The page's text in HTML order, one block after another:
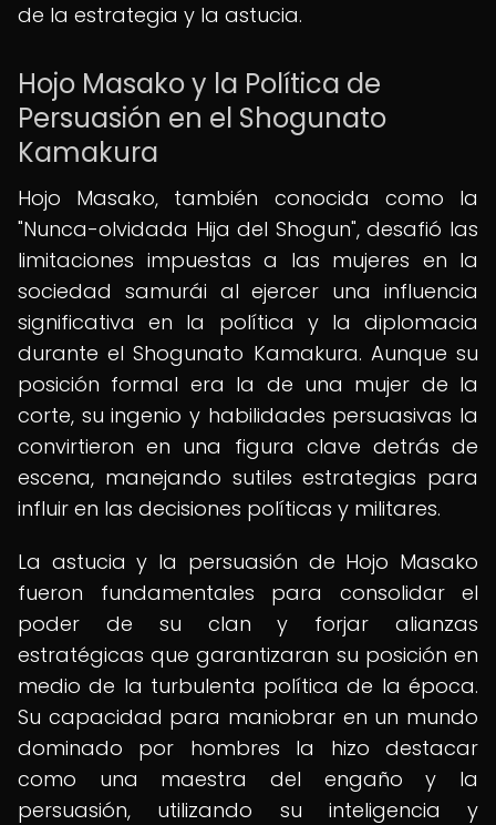
de la estrategia y la astucia.
Hojo Masako y la Política de
Persuasión en el Shogunato
Kamakura
Hojo Masako, también conocida como la
"Nunca-olvidada Hija del Shogun", desafió las
limitaciones impuestas a las mujeres en la
sociedad samurái al ejercer una influencia
significativa en la política y la diplomacia
durante el Shogunato Kamakura. Aunque su
posición formal era la de una mujer de la
corte, su ingenio y habilidades persuasivas la
convirtieron en una figura clave detrás de
escena, manejando sutiles estrategias para
influir en las decisiones políticas y militares.
La astucia y la persuasión de Hojo Masako
fueron fundamentales para consolidar el
poder de su clan y forjar alianzas
estratégicas que garantizaran su posición en
medio de la turbulenta política de la época.
Su capacidad para maniobrar en un mundo
dominado por hombres la hizo destacar
como una maestra del engaño y la
persuasión, utilizando su inteligencia y